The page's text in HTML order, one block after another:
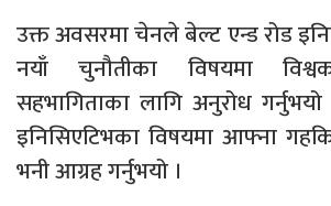
उक्त अवसरमा चेनले बेल्ट एन्ड रोड
नयाँ चुनौतीका विषयमा
सहभागिताका लागि अनुरोध
इनिसिएटिभका विषयमा आफ्ना
भनी आग्रह गर्नुभयो ।